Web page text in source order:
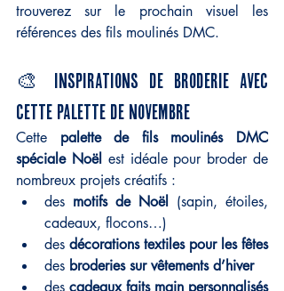
trouverez sur le prochain visuel les
références des fils moulinés DMC.
🎨 Inspirations de broderie avec
cette palette de novembre
Cette palette de fils moulinés DMC
spéciale Noël est idéale pour broder de
nombreux projets créatifs :
des motifs de Noël (sapin, étoiles,
cadeaux, flocons…)
des décorations textiles pour les fêtes
des broderies sur vêtements d’hiver
des cadeaux faits main personnalisés